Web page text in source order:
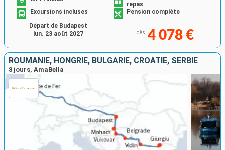
repas
Excursions incluses
Pension complète
dès 4 078 €
Départ de Budapest
lun. 23 août 2027
ROUMANIE, HONGRIE, BULGARIE, CROATIE, SERBIE
8 jours, AmaBella